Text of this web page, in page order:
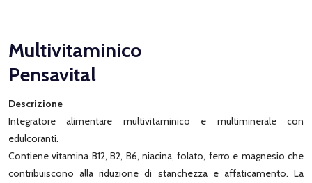
Multivitaminico
Pensavital
Descrizione
Integratore alimentare multivitaminico e multiminerale con
edulcoranti.
Contiene vitamina B12, B2, B6, niacina, folato, ferro e magnesio che
contribuiscono alla riduzione di stanchezza e affaticamento. La